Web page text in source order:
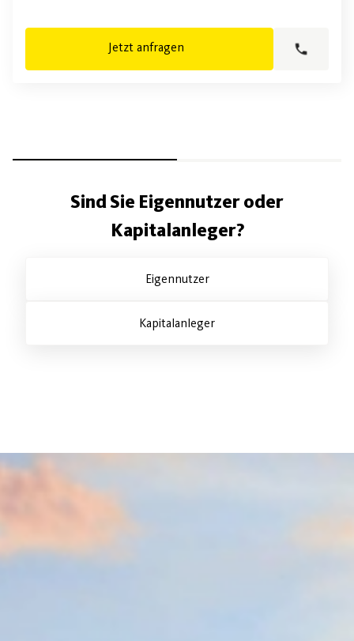
Jetzt anfragen
Sind Sie Eigennutzer oder
Kapitalanleger?
Eigennutzer
Kapitalanleger